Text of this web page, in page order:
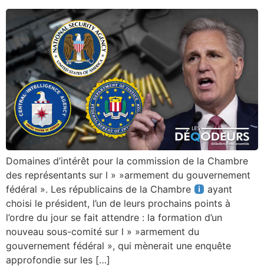
Domaines d’intérêt pour la commission de la Chambre
des représentants sur l » »armement du gouvernement
fédéral ». Les républicains de la Chambre
ayant
choisi le président, l’un de leurs prochains points à
l’ordre du jour se fait attendre : la formation d’un
nouveau sous-comité sur l » »armement du
gouvernement fédéral », qui mènerait une enquête
approfondie sur les […]